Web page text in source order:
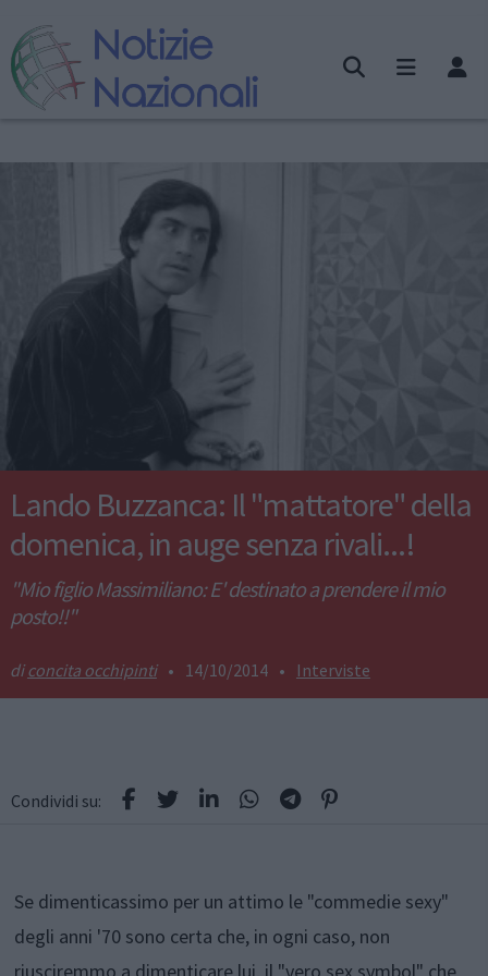
Lando Buzzanca: Il "mattatore" della
domenica, in auge senza rivali...!
"Mio figlio Massimiliano: E' destinato a prendere il mio
posto!!"
concita occhipinti • 14/10/2014 • Interviste
Condividi su:
Se dimenticassimo per un attimo le "commedie sexy"
degli anni '70 sono certa che, in ogni caso, non